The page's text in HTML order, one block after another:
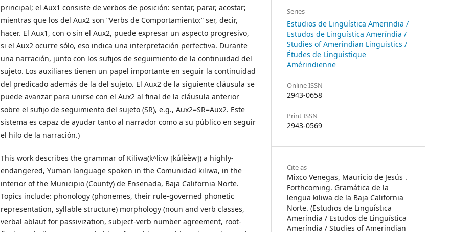
principal; el Aux1 consiste de verbos de posición: sentar, parar, acostar;
mientras que los del Aux2 son “Verbs de Comportamiento:” ser, decir,
hacer. El Aux1, con o sin el Aux2, puede expresar un aspecto progresivo,
si el Aux2 ocurre sólo, eso indica una interpretación perfectiva. Durante
una narración, junto con los sufijos de seguimiento de la continuidad del
sujeto. Los auxiliares tienen un papel importante en seguir la continuidad
del predicado además de la del sujeto. El Aux2 de la siguiente cláusula se
puede avanzar para unirse con el Aux2 al final de la cláusula anterior
sobre el sufijo de seguimiento del sujeto (SR), e.g., Aux2=SR=Aux2. Este
sistema es capaz de ayudar tanto al narrador como a su público en seguir
el hilo de la narración.)
This work describes the grammar of Kiliwa(kʷli:w [kúlèèw]) a highly-
endangered, Yuman language spoken in the Comunidad kiliwa, in the
interior of the Municipio (County) de Ensenada, Baja California Norte.
Topics include: phonology (phonemes, their rule-governed phonetic
representation, syllable structure) morphology (noun and verb classes,
verbal ablaut for passivization, subject-verb number agreement, root-
Series
Estudios de Lingüística Amerindia /
Estudos de Linguística Ameríndia /
Studies of Amerindian Linguistics /
Études de Linguistique
Amérindienne
Online ISSN
2943-0658
Print ISSN
2943-0569
Cite as
Mixco Venegas, Mauricio de Jesús .
Forthcoming. Gramática de la
lengua kiliwa de la Baja California
Norte. (Estudios de Lingüística
Amerindia / Estudos de Linguística
Ameríndia / Studies of Amerindian